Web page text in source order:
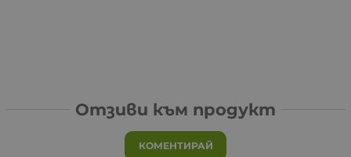
Отзиви към продукт
КОМЕНТИРАЙ